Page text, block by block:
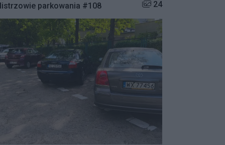
parkowania #108 Liczba zdjęć w galerii:
24